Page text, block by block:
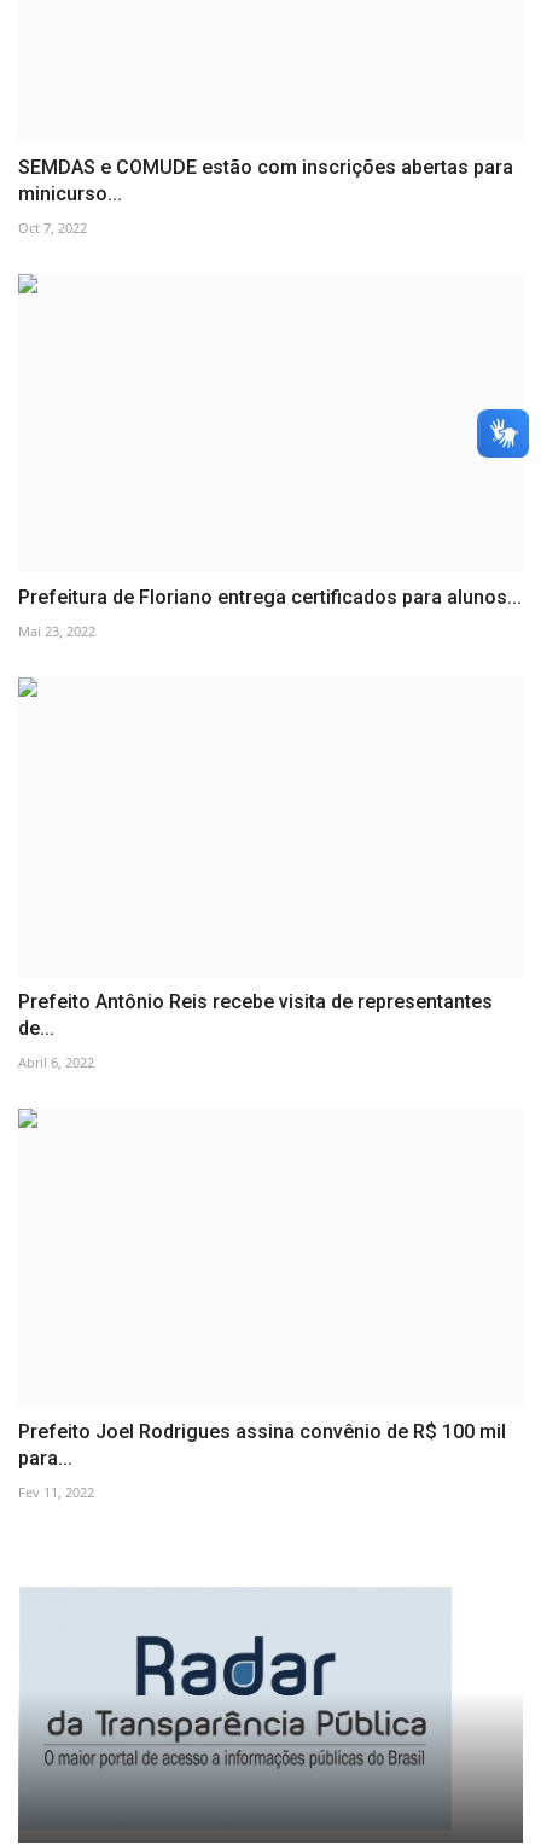
SEMDAS e COMUDE estão com inscrições abertas para
minicurso...
Oct 7, 2022
Prefeitura de Floriano entrega certificados para alunos...
Mai 23, 2022
Prefeito Antônio Reis recebe visita de representantes
de...
Abril 6, 2022
Prefeito Joel Rodrigues assina convênio de R$ 100 mil
para...
Fev 11, 2022